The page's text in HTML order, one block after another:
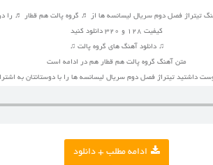
تیتراژ فصل دوم سریال لیسانسه ها از ♬ گروه پالت هم قطار ♬ را در
کیفیت 128 و 320 دانلود کنید
♫ دانلود آهنگ های گروه پالت ♫
متن آهنگ گروه پالت هم قطار هم در ادامه است
داشتید تیتراژ فصل دوم سریال لیسانسه ها را با دوستانتان به
ادامه مطلب + دانلود